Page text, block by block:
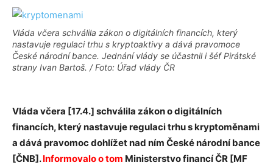
Vláda včera schválila zákon o digitálních financích, který
nastavuje regulaci trhu s kryptoaktivy a dává pravomoce
České národní bance. Jednání vlády se účastnil i šéf Pirátské
strany Ivan Bartoš. / Foto: Úřad vlády ČR
Vláda včera [17.4.] schválila zákon o digitálních
financích, který nastavuje regulaci trhu s kryptoměnami
a dává pravomoc dohlížet nad ním České národní bance
[ČNB].Informovalo o tom Ministerstvo financí ČR [MF